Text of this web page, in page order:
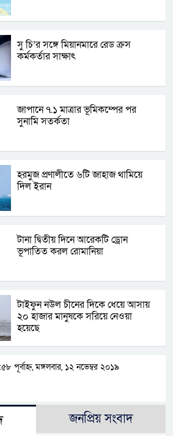
সু চি’র সঙ্গে মিয়ানমারে রেড ক্রস
কর্মকর্তার সাক্ষাৎ
জাপানে ৭.১ মাত্রার ভূমিকম্পের পর
সুনামি সতর্কতা
হরমুজ প্রণালীতে ৬টি জাহাজ থামিয়ে
দিল ইরান
টানা দ্বিতীয় দিনে আরেকটি ড্রোন
ভূপাতিত করল রোমানিয়া
টাইফুন নউল চীনের দিকে ধেয়ে আসায়
২০ হাজার মানুষকে সরিয়ে নেওয়া
হয়েছে
মঙ্গলবার, ১২ নভেম্বর ২০১৯
জনপ্রিয় সংবাদ